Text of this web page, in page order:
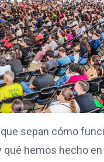
sepan cómo
hemos hecho en